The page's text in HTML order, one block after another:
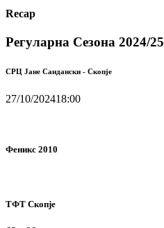
Recap
Регуларна Сезона 2024/25
СРЦ Јане Сандански - Скопје
27/10/202418:00
Феникс 2010
ТФТ Скопје